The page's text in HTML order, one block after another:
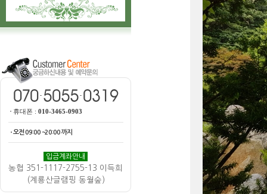
휴대폰 : 010-3465-0903
ㆍ오전 09:00 ~20:00 까지
입금계좌안내
농협 351-1117-2755-13 이득희
(계룡산글램핑 동월숲)